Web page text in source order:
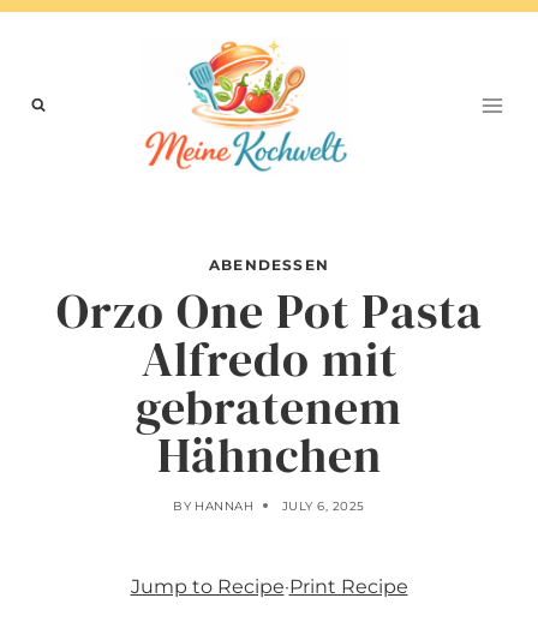
Skip
ABENDESSEN
Orzo One Pot Pasta
Alfredo mit
gebratenem
Hähnchen
BY HANNAH JULY 6, 2025
Jump to Recipe·Print Recipe